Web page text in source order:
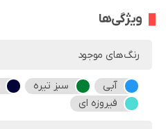
ویژگی‌ها
رنگ‌های موجود
آبی سبز تیره
فیروزه ای